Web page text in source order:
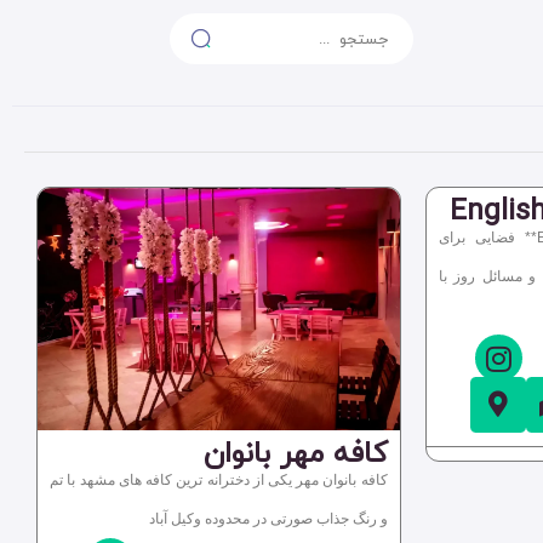
گروه **English Events Discussion** فضایی برای
و مسائل روز با
کافه مهر بانوان
کافه بانوان مهر یکی از دخترانه ترین کافه های مشهد با تم
و رنگ جذاب صورتی در محدوده وکیل آباد